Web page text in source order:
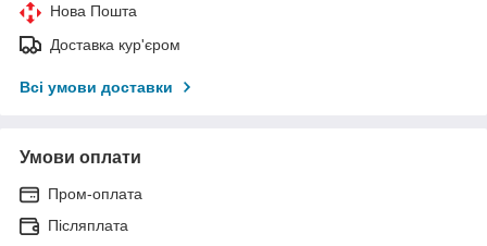
Нова Пошта
Доставка кур'єром
Всі умови доставки
Умови оплати
Пром-оплата
Післяплата